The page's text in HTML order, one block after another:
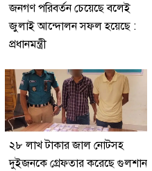
জনগণ পরিবর্তন চেয়েছে বলেই
জুলাই আন্দোলন সফল হয়েছে :
প্রধানমন্ত্রী
২৮ লাখ টাকার জাল নোটসহ
দুইজনকে গ্রেফতার করেছে গুলশান